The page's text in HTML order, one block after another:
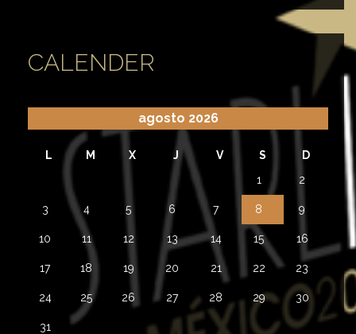
CALENDER
agosto 2026
L M X J V S D
1 2
3 4 5 6 7 8 9
10 11 12 13 14 15 16
17 18 19 20 21 22 23
24 25 26 27 28 29 30
31